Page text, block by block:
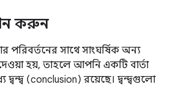
করুন
পরিবর্তনের সাথে সাংঘর্ষিক অন্য
হয়, তাহলে আপনি একটি বার্তা
(conclusion) রয়েছে। দ্বন্দ্বগুলো